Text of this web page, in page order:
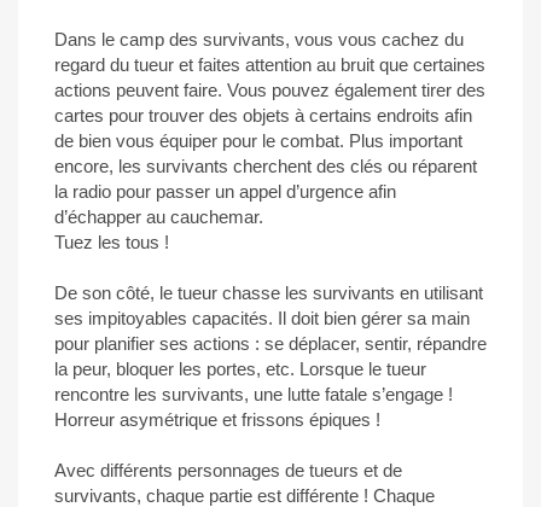
Dans le camp des survivants, vous vous cachez du
regard du tueur et faites attention au bruit que certaines
actions peuvent faire. Vous pouvez également tirer des
cartes pour trouver des objets à certains endroits afin
de bien vous équiper pour le combat. Plus important
encore, les survivants cherchent des clés ou réparent
la radio pour passer un appel d’urgence afin
d’échapper au cauchemar.
Tuez les tous !
De son côté, le tueur chasse les survivants en utilisant
ses impitoyables capacités. Il doit bien gérer sa main
pour planifier ses actions : se déplacer, sentir, répandre
la peur, bloquer les portes, etc. Lorsque le tueur
rencontre les survivants, une lutte fatale s’engage !
Horreur asymétrique et frissons épiques !
Avec différents personnages de tueurs et de
survivants, chaque partie est différente ! Chaque